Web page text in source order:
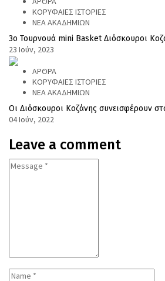
ΚΟΡΥΦΑΙΕΣ ΙΣΤΟΡΙΕΣ
ΝΕΑ ΑΚΑΔΗΜΙΩΝ
3ο Τουρνουά mini Basket Διόσκουροι
23 Ιούν, 2023
ΑΡΘΡΑ
ΚΟΡΥΦΑΙΕΣ ΙΣΤΟΡΙΕΣ
ΝΕΑ ΑΚΑΔΗΜΙΩΝ
Οι Διόσκουροι Κοζάνης συνεισφέρουν
04 Ιούν, 2022
Leave a comment